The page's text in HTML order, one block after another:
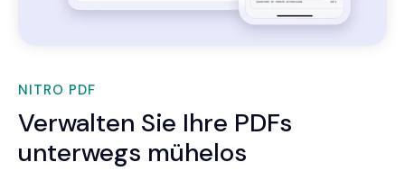
NITRO PDF
Verwalten Sie Ihre PDFs
unterwegs mühelos